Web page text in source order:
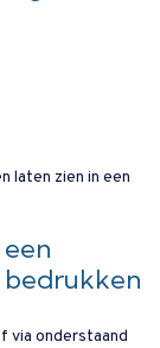
laten zien in een
bedrukken
via onderstaand